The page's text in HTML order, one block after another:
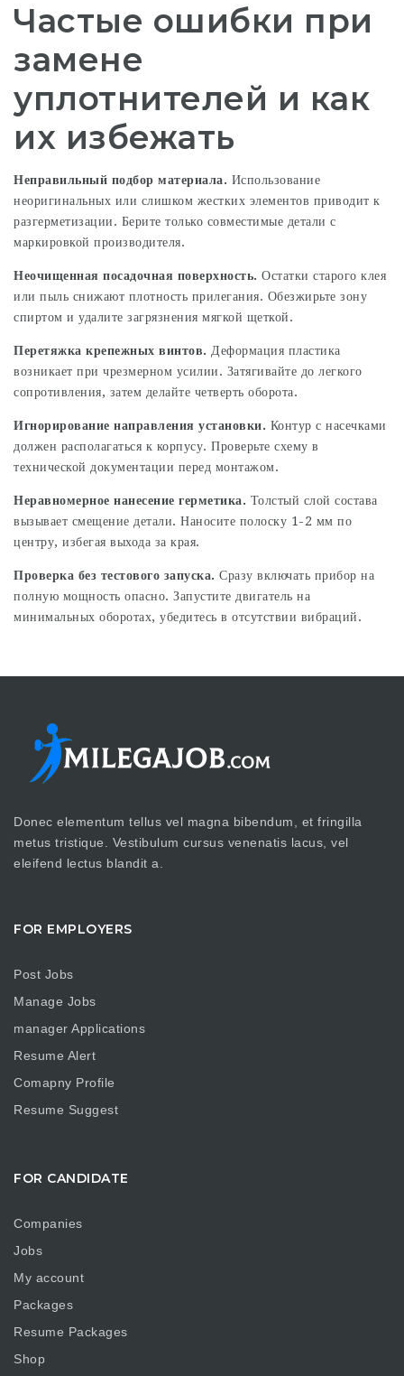
Частые ошибки при
замене
уплотнителей и как
их избежать
Неправильный подбор материала. Использование
неоригинальных или слишком жестких элементов приводит к
разгерметизации. Берите только совместимые детали с
маркировкой производителя.
Неочищенная посадочная поверхность. Остатки старого клея
или пыль снижают плотность прилегания. Обезжирьте зону
спиртом и удалите загрязнения мягкой щеткой.
Перетяжка крепежных винтов. Деформация пластика
возникает при чрезмерном усилии. Затягивайте до легкого
сопротивления, затем делайте четверть оборота.
Игнорирование направления установки. Контур с насечками
должен располагаться к корпусу. Проверьте схему в
технической документации перед монтажом.
Неравномерное нанесение герметика. Толстый слой состава
вызывает смещение детали. Наносите полоску 1-2 мм по
центру, избегая выхода за края.
Проверка без тестового запуска. Сразу включать прибор на
полную мощность опасно. Запустите двигатель на
минимальных оборотах, убедитесь в отсутствии вибраций.
Donec elementum tellus vel magna bibendum, et fringilla
metus tristique. Vestibulum cursus venenatis lacus, vel
eleifend lectus blandit a.
FOR EMPLOYERS
Post Jobs
Manage Jobs
manager Applications
Resume Alert
Comapny Profile
Resume Suggest
FOR CANDIDATE
Companies
Jobs
My account
Packages
Resume Packages
Shop